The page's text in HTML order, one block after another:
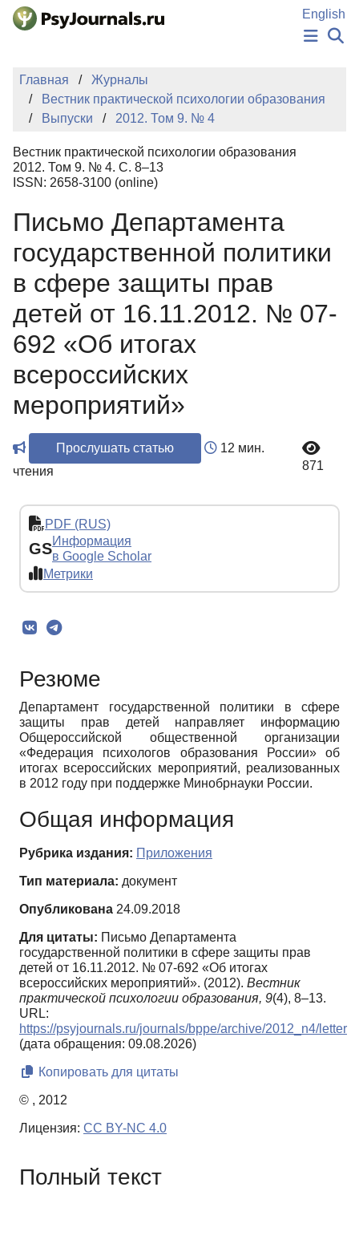
Перейти к основному содержанию
English
НОВОСТИ
ИЗДАНИЯ
АВТОРЫ
БАЗА ЗНАНИЙ
КЛЮЧЕВЫЕ СЛОВА
Регистрация
Главная
Журналы
Вестник практической психологии образования
Выпуски
2012. Том 9. № 4
Вестник практической психологии образования
2012. Том 9. № 4. С. 8–13
ISSN: 2658-3100 (online)
Письмо Департамента
государственной политики
в сфере защиты прав
детей от 16.11.2012. № 07-
692 «Об итогах
всероссийских
мероприятий»
Прослушать статью
12 мин.
чтения
871
PDF (RUS)
GSИнформация
в Google Scholar
Метрики
Резюме
Департамент государственной политики в сфере
защиты прав детей направляет информацию
Общероссийской общественной организации
«Федерация психологов образования России» об
итогах всероссийских мероприятий, реализованных
в 2012 году при поддержке Минобрнауки России.
Общая информация
Рубрика издания: Приложения
Тип материала: документ
Опубликована 24.09.2018
Для цитаты: Письмо Департамента
государственной политики в сфере защиты прав
детей от 16.11.2012. № 07-692 «Об итогах
всероссийских мероприятий». (2012). Вестник
практической психологии образования, 9(4), 8–13.
URL:
https://psyjournals.ru/journals/bppe/archive/2012_n4/letter
(дата обращения: 09.08.2026)
Копировать для цитаты
© , 2012
Лицензия: CC BY-NC 4.0
Полный текст